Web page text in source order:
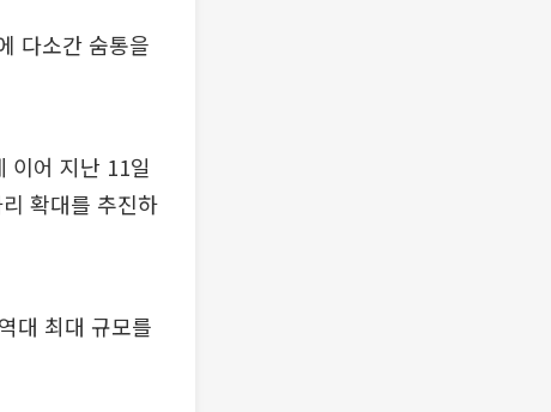
다소간 숨통을
이어 지난 11일
확대를 추진하
대 최대 규모를